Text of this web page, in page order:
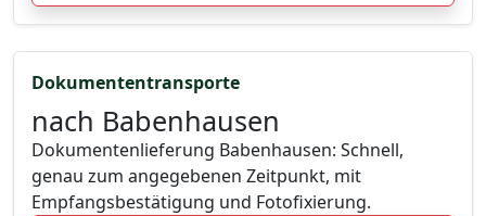
Dokumententransporte
nach Babenhausen
Dokumentenlieferung Babenhausen: Schnell,
genau zum angegebenen Zeitpunkt, mit
Empfangsbestätigung und Fotofixierung.